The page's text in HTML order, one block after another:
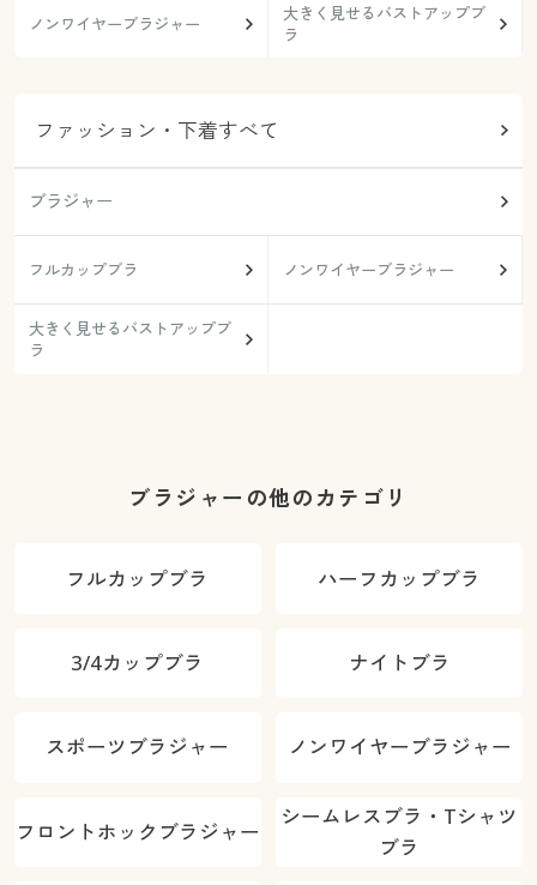
ノンワイヤーブラジャー
大きく見せるバストアップブ
ラ
ファッション・下着すべて
ブラジャー
フルカップブラ ノンワイヤーブラジャー
大きく見せるバストアップブ
ラ
ブラジャーの他のカテゴリ
フルカップブラ ハーフカップブラ
3/4カップブラ ナイトブラ
スポーツブラジャー ノンワイヤーブラジャー
フロントホックブラジャー
シームレスブラ・Tシャツ
ブラ